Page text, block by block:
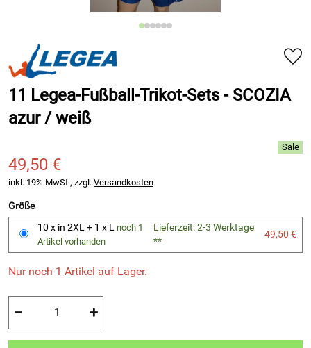
11 Legea-Fußball-Trikot-Sets - SCOZIA
azur / weiß
49,50 €
inkl. 19% MwSt., zzgl. Versandkosten
Größe
10 x in 2XL + 1 x L noch 1
Artikel vorhanden
Lieferzeit: 2-3 Werktage
**
49,50 €
Nur noch 1 Artikel auf Lager.
− +